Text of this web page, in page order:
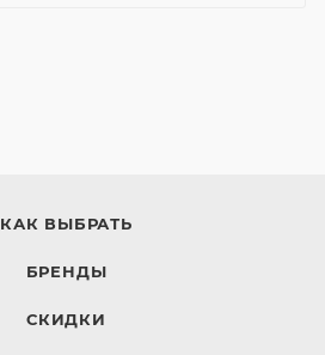
КАК ВЫБРАТЬ
БРЕНДЫ
СКИДКИ